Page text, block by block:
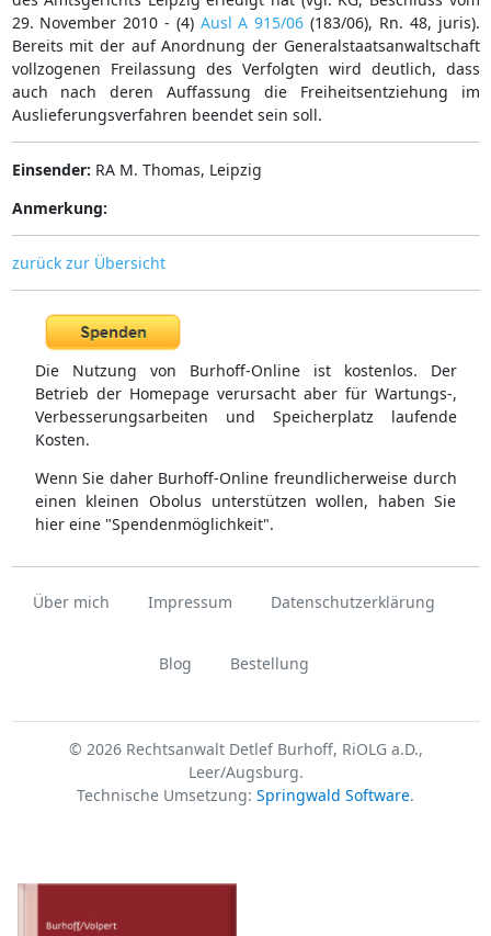
29. November 2010 - (4) Ausl A 915/06 (183/06), Rn. 48, juris).
Bereits mit der auf Anordnung der Generalstaatsanwaltschaft
vollzogenen Freilassung des Verfolgten wird deutlich, dass
auch nach deren Auffassung die Freiheitsentziehung im
Auslieferungsverfahren beendet sein soll.
Einsender: RA M. Thomas, Leipzig
Anmerkung:
zurück zur Übersicht
Die Nutzung von Burhoff-Online ist kostenlos. Der
Betrieb der Homepage verursacht aber für Wartungs-,
Verbesserungsarbeiten und Speicherplatz laufende
Kosten.
Wenn Sie daher Burhoff-Online freundlicherweise durch
einen kleinen Obolus unterstützen wollen, haben Sie
hier eine "Spendenmöglichkeit".
Über mich Impressum Datenschutzerklärung
Blog Bestellung
© 2026 Rechtsanwalt Detlef Burhoff, RiOLG a.D.,
Leer/Augsburg.
Technische Umsetzung: Springwald Software.